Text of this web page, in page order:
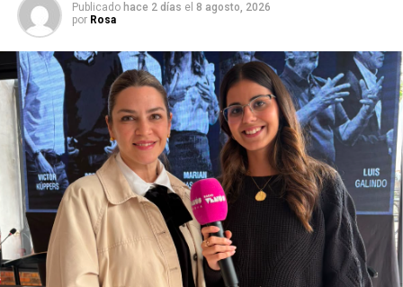
Publicado hace 2 días el 8 agosto, 2026
por Rosa